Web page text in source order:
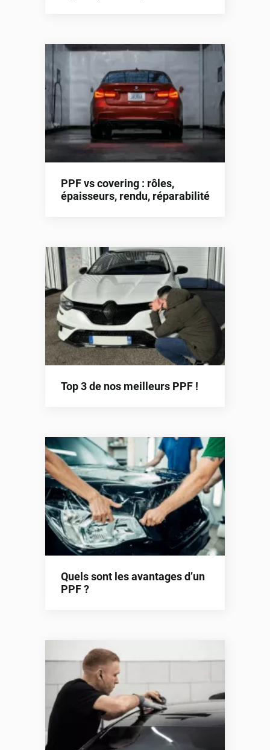
PPF vs covering : rôles,
épaisseurs, rendu, réparabilité
Top 3 de nos meilleurs PPF !
Quels sont les avantages d’un
PPF ?